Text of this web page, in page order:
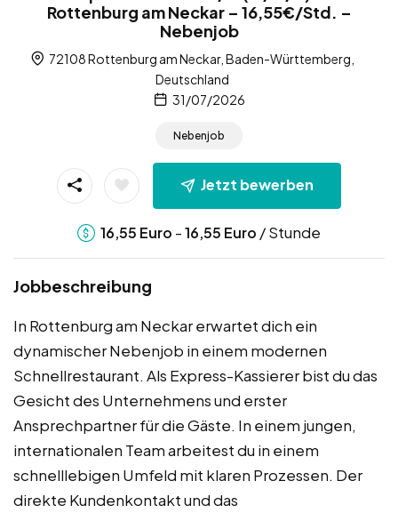
Rottenburg am Neckar – 16,55€/Std. –
Nebenjob
72108 Rottenburg am Neckar, Baden-Württemberg,
Deutschland
31/07/2026
Nebenjob
Jetzt bewerben
16,55 Euro -16,55 Euro / Stunde
Jobbeschreibung
In Rottenburg am Neckar erwartet dich ein
dynamischer Nebenjob in einem modernen
Schnellrestaurant. Als Express-Kassierer bist du das
Gesicht des Unternehmens und erster
Ansprechpartner für die Gäste. In einem jungen,
internationalen Team arbeitest du in einem
schnelllebigen Umfeld mit klaren Prozessen. Der
direkte Kundenkontakt und das